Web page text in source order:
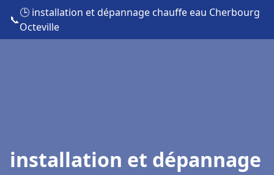
📞
🕒 installation et dépannage chauffe eau Cherbourg
Octeville
installation et dépannage